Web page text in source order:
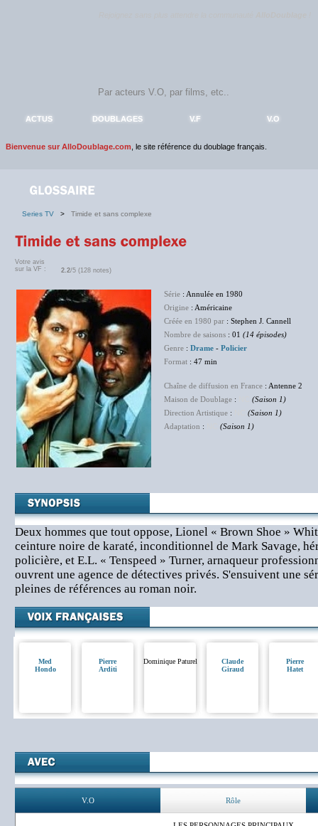
ACTUS DOUBLAGES V.F V.O
Bienvenue sur AlloDoublage.com , le site référence du doublage français.
Series TV > Timide et sans complexe
Votre avis
sur la VF :
2.2/5 (128 notes)
Série : Annulée en 1980
Origine : Américaine
Créée en 1980 par : Stephen J. Cannell
Nombre de saisons : 01 (14 épisodes)
Genre : Drame - Policier
Format : 47 min
Chaîne de diffusion en France : Antenne 2
Maison de Doublage :
(Saison 1)
Direction Artistique :
(Saison 1)
Adaptation : (Saison 1)
Deux hommes que tout oppose, Lionel « Brown Shoe »
ceinture noire de karaté, inconditionnel de Mark Savage,
policière, et E.L. « Tenspeed » Turner, arnaqueur
ouvrent une agence de détectives privés. S'ensuivent une
pleines de références au roman noir.
Med
Hondo
Pierre
Arditi
Dominique Paturel
Claude
Giraud
Pierre
Hatet
V.O Rôle